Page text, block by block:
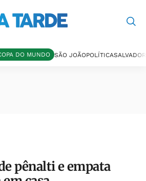
DO MUNDO SÃO JOÃOPOLÍTICASALVADOR
pênalti e empata